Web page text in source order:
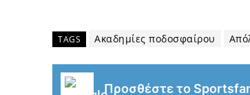
TAGS Ακαδημίες ποδοσφαίρου
Προσθέστε το